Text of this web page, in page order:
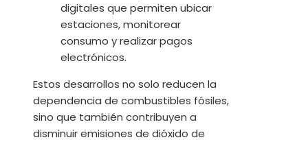
digitales que permiten ubicar
estaciones, monitorear
consumo y realizar pagos
electrónicos.
Estos desarrollos no solo reducen la
dependencia de combustibles fósiles,
sino que también contribuyen a
disminuir emisiones de dióxido de